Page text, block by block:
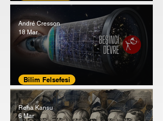
Hegel'in Sistemi (2): Felsefe Tarihi
Bilimin Sınırları - André Cresson
Bilim Felsefesi
André Cresson
18 Mar
Reha Kansu
6 Mar